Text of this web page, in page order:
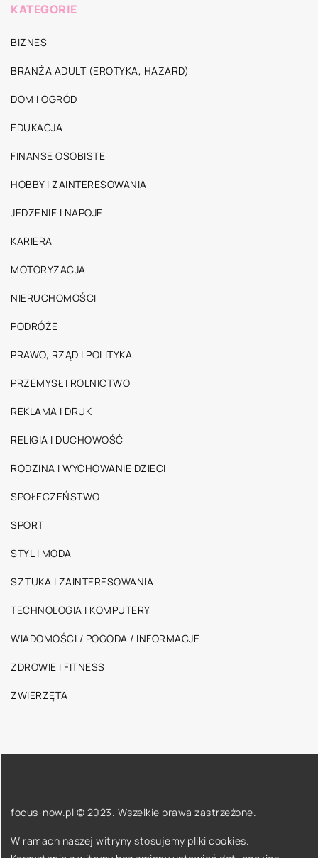
KATEGORIE
BIZNES
BRANŻA ADULT (EROTYKA, HAZARD)
DOM I OGRÓD
EDUKACJA
FINANSE OSOBISTE
HOBBY I ZAINTERESOWANIA
JEDZENIE I NAPOJE
KARIERA
MOTORYZACJA
NIERUCHOMOŚCI
PODRÓŻE
PRAWO, RZĄD I POLITYKA
PRZEMYSŁ I ROLNICTWO
REKLAMA I DRUK
RELIGIA I DUCHOWOŚĆ
RODZINA I WYCHOWANIE DZIECI
SPOŁECZEŃSTWO
SPORT
STYL I MODA
SZTUKA I ZAINTERESOWANIA
TECHNOLOGIA I KOMPUTERY
WIADOMOŚCI / POGODA / INFORMACJE
ZDROWIE I FITNESS
ZWIERZĘTA
focus-now.pl © 2023. Wszelkie prawa zastrzeżone.
W ramach naszej witryny stosujemy pliki cookies.